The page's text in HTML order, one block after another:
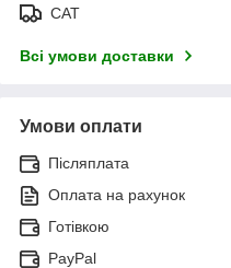
САТ
Всі умови доставки
Умови оплати
Післяплата
Оплата на рахунок
Готівкою
PayPal